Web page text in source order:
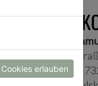
Impuls
Telefon +43
Cookies erlauben